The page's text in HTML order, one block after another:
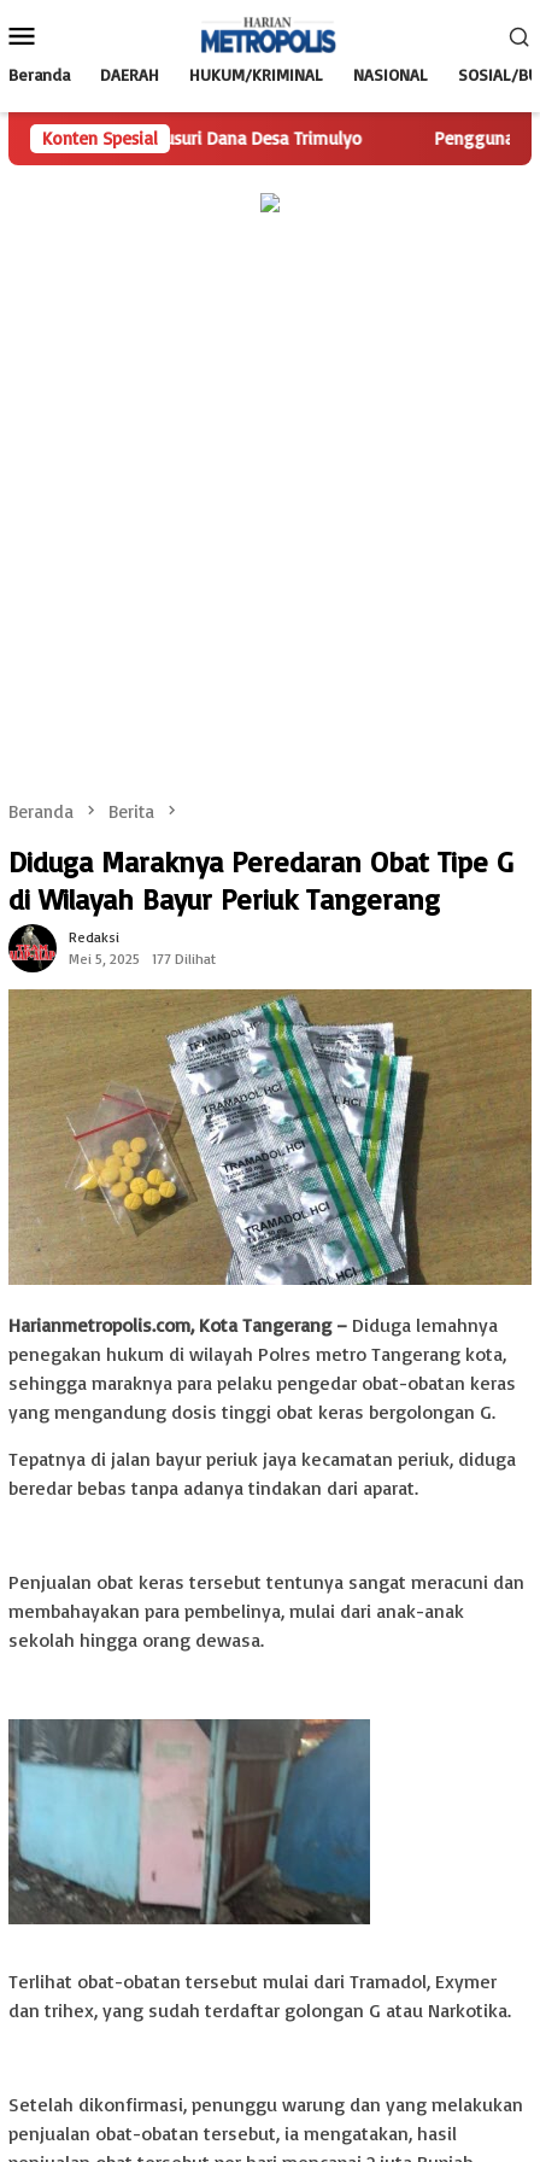
ke
Mobile
Beranda DAERAH HUKUM/KRIMINAL NASIONAL SOSIAL/
Konten Spesial
Telusuri Dana Desa Trimulyo Pengguna Jalan
Beranda Berita
Diduga Maraknya Peredaran Obat Tipe G
di Wilayah Bayur Periuk Tangerang
Redaksi
Mei 5, 2025
177 Dilihat
Harianmetropolis.com, Kota Tangerang – Diduga lemahnya
penegakan hukum di wilayah Polres metro Tangerang kota,
sehingga maraknya para pelaku pengedar obat-obatan keras
yang mengandung dosis tinggi obat keras bergolongan G.
Tepatnya di jalan bayur periuk jaya kecamatan periuk, diduga
beredar bebas tanpa adanya tindakan dari aparat.
Penjualan obat keras tersebut tentunya sangat meracuni dan
membahayakan para pembelinya, mulai dari anak-anak
sekolah hingga orang dewasa.
Terlihat obat-obatan tersebut mulai dari Tramadol, Exymer
dan trihex, yang sudah terdaftar golongan G atau Narkotika.
Setelah dikonfirmasi, penunggu warung dan yang melakukan
penjualan obat-obatan tersebut, ia mengatakan, hasil